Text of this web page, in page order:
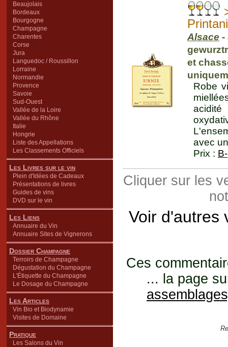
Beaujolais
Bordeaux
Bourgogne
Champagne
Charentes
Corse
Jura
Languedoc / Roussillon
Lorraine
Normandie
Provence
Savoie
Sud-Ouest
Vallée de la Loire
Vallée du Rhône
Italie
Hongrie
Liste des Appellations
Les Classements Officiels
Les Livres sur le vin
Plein d'Idées de Cadeaux
Présentations de livres
Guides de vins
DVD sur le vin
Les Liens
Annuaire du Vin
Annuaire Sites de Vignerons
Dossier Champagne
Terroirs de Champagne
Dégustation du Champagne
L'Étiquette du Champagne
Le Dosage du Champagne
Les Articles
Vin Bio et Biodynamie
Visites de Domaine
Pratique
Les Salons du Vin
Alsace -
et
Robe
avec
Prix : B-
Cliquer sur les
Voir d'autres
Ces
... la page